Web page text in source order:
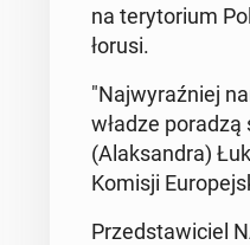
na te­ry­to­rium
ło­ru­si.
"Naj­wy­raź­niej
władze
(Alak­san­dra)
Komisji
Przed­sta­wi­ciel